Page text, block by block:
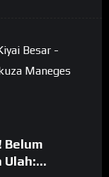
Belum
Ulah: